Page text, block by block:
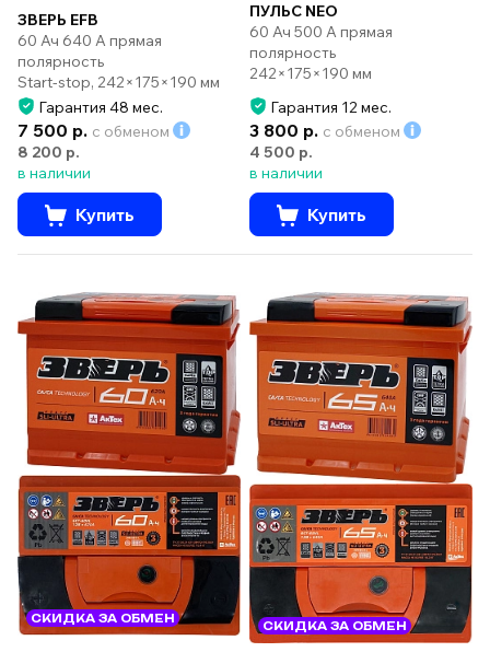
ЗВЕРЬ EFB
60 Ач 640 А прямая
полярность
Start-stop, 242×175×190 мм
Гарантия 48 мес.
7 500 р. с обменом
8 200 р.
в наличии
Купить
ПУЛЬС NEO
60 Ач 500 А прямая
полярность
242×175×190 мм
Гарантия 12 мес.
3 800 р. с обменом
4 500 р.
в наличии
Купить
СКИДКА ЗА ОБМЕН
СКИДКА ЗА ОБМЕН